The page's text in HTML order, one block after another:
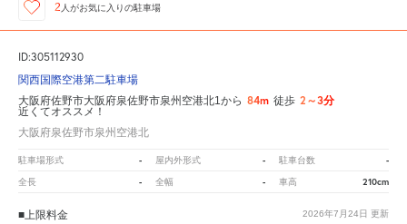
2 人がお気に入りの駐車場
ID:305112930
関西国際空港第二駐車場
大阪府佐野市大阪府泉佐野市泉州空港北1から 84m 徒歩 2～3分
近くてオススメ！
大阪府泉佐野市泉州空港北
駐車場形式 - 屋内外形式 - 駐車台数 -
全長 - 全幅 - 車高 210cm
2026年7月24日 更新
■上限料金